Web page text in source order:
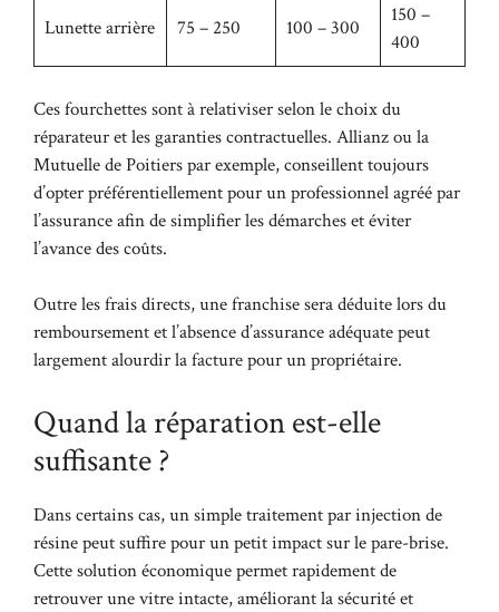
Lunette arrière 75 – 250 100 – 300
150 –
400
Ces fourchettes sont à relativiser selon le choix du
réparateur et les garanties contractuelles. Allianz ou la
Mutuelle de Poitiers par exemple, conseillent toujours
d’opter préférentiellement pour un professionnel agréé par
l’assurance afin de simplifier les démarches et éviter
l’avance des coûts.
Outre les frais directs, une franchise sera déduite lors du
remboursement et l’absence d’assurance adéquate peut
largement alourdir la facture pour un propriétaire.
Quand la réparation est-elle
suffisante ?
Dans certains cas, un simple traitement par injection de
résine peut suffire pour un petit impact sur le pare-brise.
Cette solution économique permet rapidement de
retrouver une vitre intacte, améliorant la sécurité et